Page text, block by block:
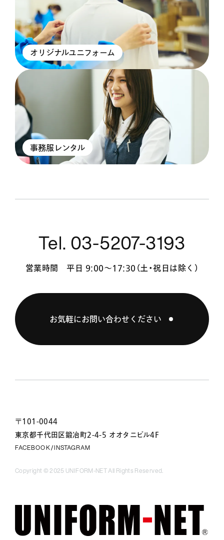
オリジナルユニフォーム
事務服レンタル
〒101-0044
東京都千代田区鍛冶町2-4-5 オオタニビル4F
FACEBOOK /INSTAGRAM
Copyright © 2025 UNIFORM-NET All Rights Reserved.
Tel. 03-5207-3193
営業時間 平日 9:00〜17:30（土・祝日は除く）
お気軽にお問い合わせください